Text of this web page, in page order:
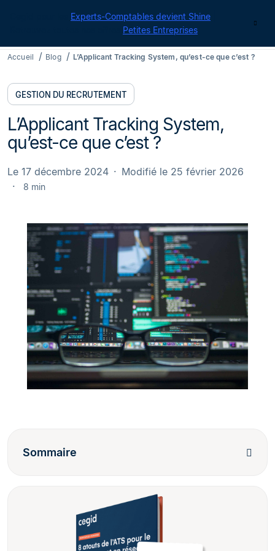
Experts-Comptables devient Shine
Petites Entreprises
Accueil Blog L’Applicant Tracking System, qu’est-ce que c’est ?
GESTION DU RECRUTEMENT
L’Applicant Tracking System,
qu’est-ce que c’est ?
Le 17 décembre 2024 Modifié le 25 février 2026
8 min
Sommaire